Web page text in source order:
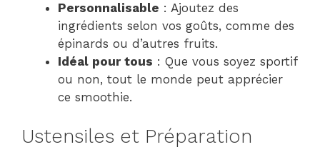
Personnalisable : Ajoutez des
ingrédients selon vos goûts, comme des
épinards ou d’autres fruits.
Idéal pour tous : Que vous soyez sportif
ou non, tout le monde peut apprécier
ce smoothie.
Ustensiles et Préparation